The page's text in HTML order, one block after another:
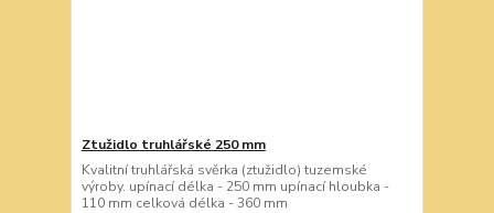
Ztužidlo truhlářské 250 mm
Kvalitní truhlářská svěrka (ztužidlo) tuzemské
výroby. upínací délka - 250 mm upínací hloubka -
110 mm celková délka - 360 mm